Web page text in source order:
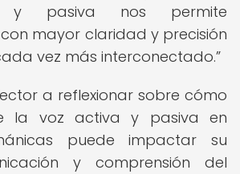
y pasiva nos permite
mayor claridad y precisión
vez más interconectado.
a reflexionar sobre cómo
la voz activa y pasiva en
puede impactar su
y comprensión del